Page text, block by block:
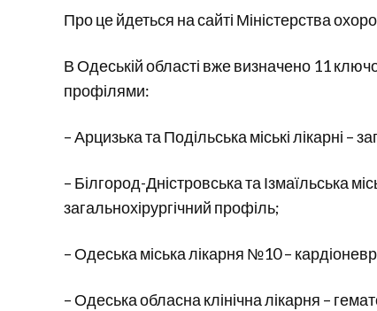
Про це йдеться на сайті Міністерства
В Одеській області вже визначено 11
профілями:
– Арцизька та Подільська міські лікарні –
– Білгород-Дністровська та Ізмаїльська
загальнохірургічний профіль;
– Одеська міська лікарня №10 –
– Одеська обласна клінічна лікарня –